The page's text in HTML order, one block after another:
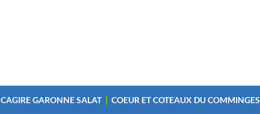
CAGIRE GARONNE SALAT COEUR ET COTEAUX DU COMMINGES